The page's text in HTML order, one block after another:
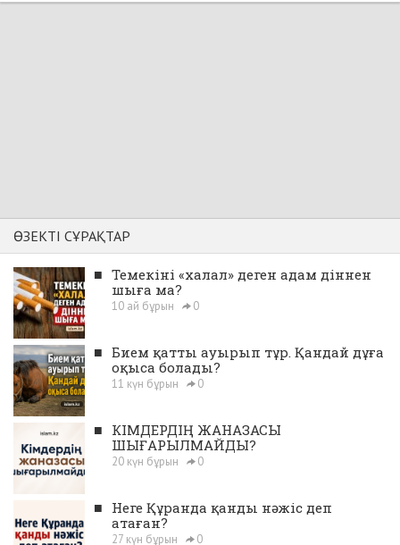
ӨЗЕКТІ СҰРАҚТАР
■ Темекіні «халал» деген адам діннен
шыға ма?
10 ай бұрын 0
■ Бием қатты ауырып тұр. Қандай дұға
оқыса болады?
11 күн бұрын 0
■ КІМДЕРДІҢ ЖАНАЗАСЫ
ШЫҒАРЫЛМАЙДЫ?
20 күн бұрын 0
■ Неге Құранда қанды нәжіс деп
атаған?
27 күн бұрын 0